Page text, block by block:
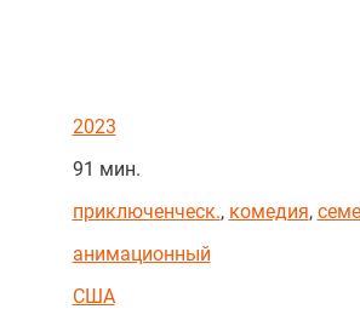
2023
91 мин.
приключенческ., комедия,
анимационный
США